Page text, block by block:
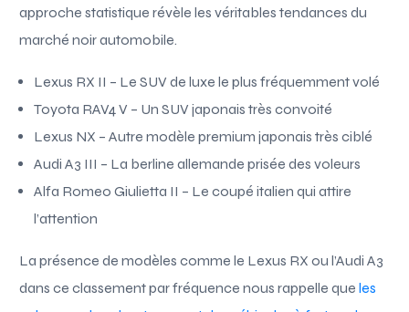
approche statistique révèle les véritables tendances du
marché noir automobile.
Lexus RX II – Le SUV de luxe le plus fréquemment volé
Toyota RAV4 V – Un SUV japonais très convoité
Lexus NX – Autre modèle premium japonais très ciblé
Audi A3 III – La berline allemande prisée des voleurs
Alfa Romeo Giulietta II – Le coupé italien qui attire
l’attention
La présence de modèles comme le Lexus RX ou l’Audi A3
dans ce classement par fréquence nous rappelle queles